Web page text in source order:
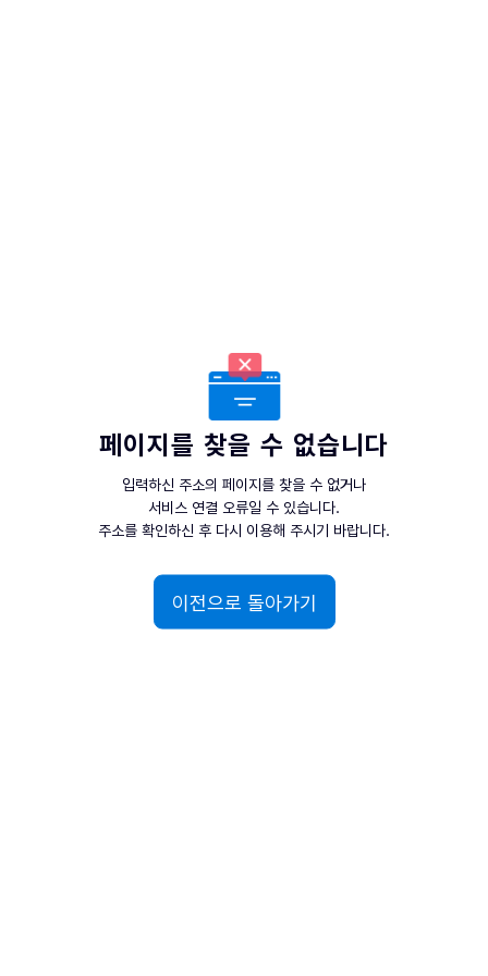
페이지를 찾을 수 없습니다
입력하신 주소의 페이지를 찾을 수 없거나
서비스 연결 오류일 수 있습니다.
주소를 확인하신 후 다시 이용해 주시기 바랍니다.
이전으로 돌아가기